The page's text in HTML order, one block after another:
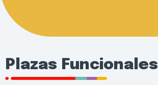
Plazas Funcionales